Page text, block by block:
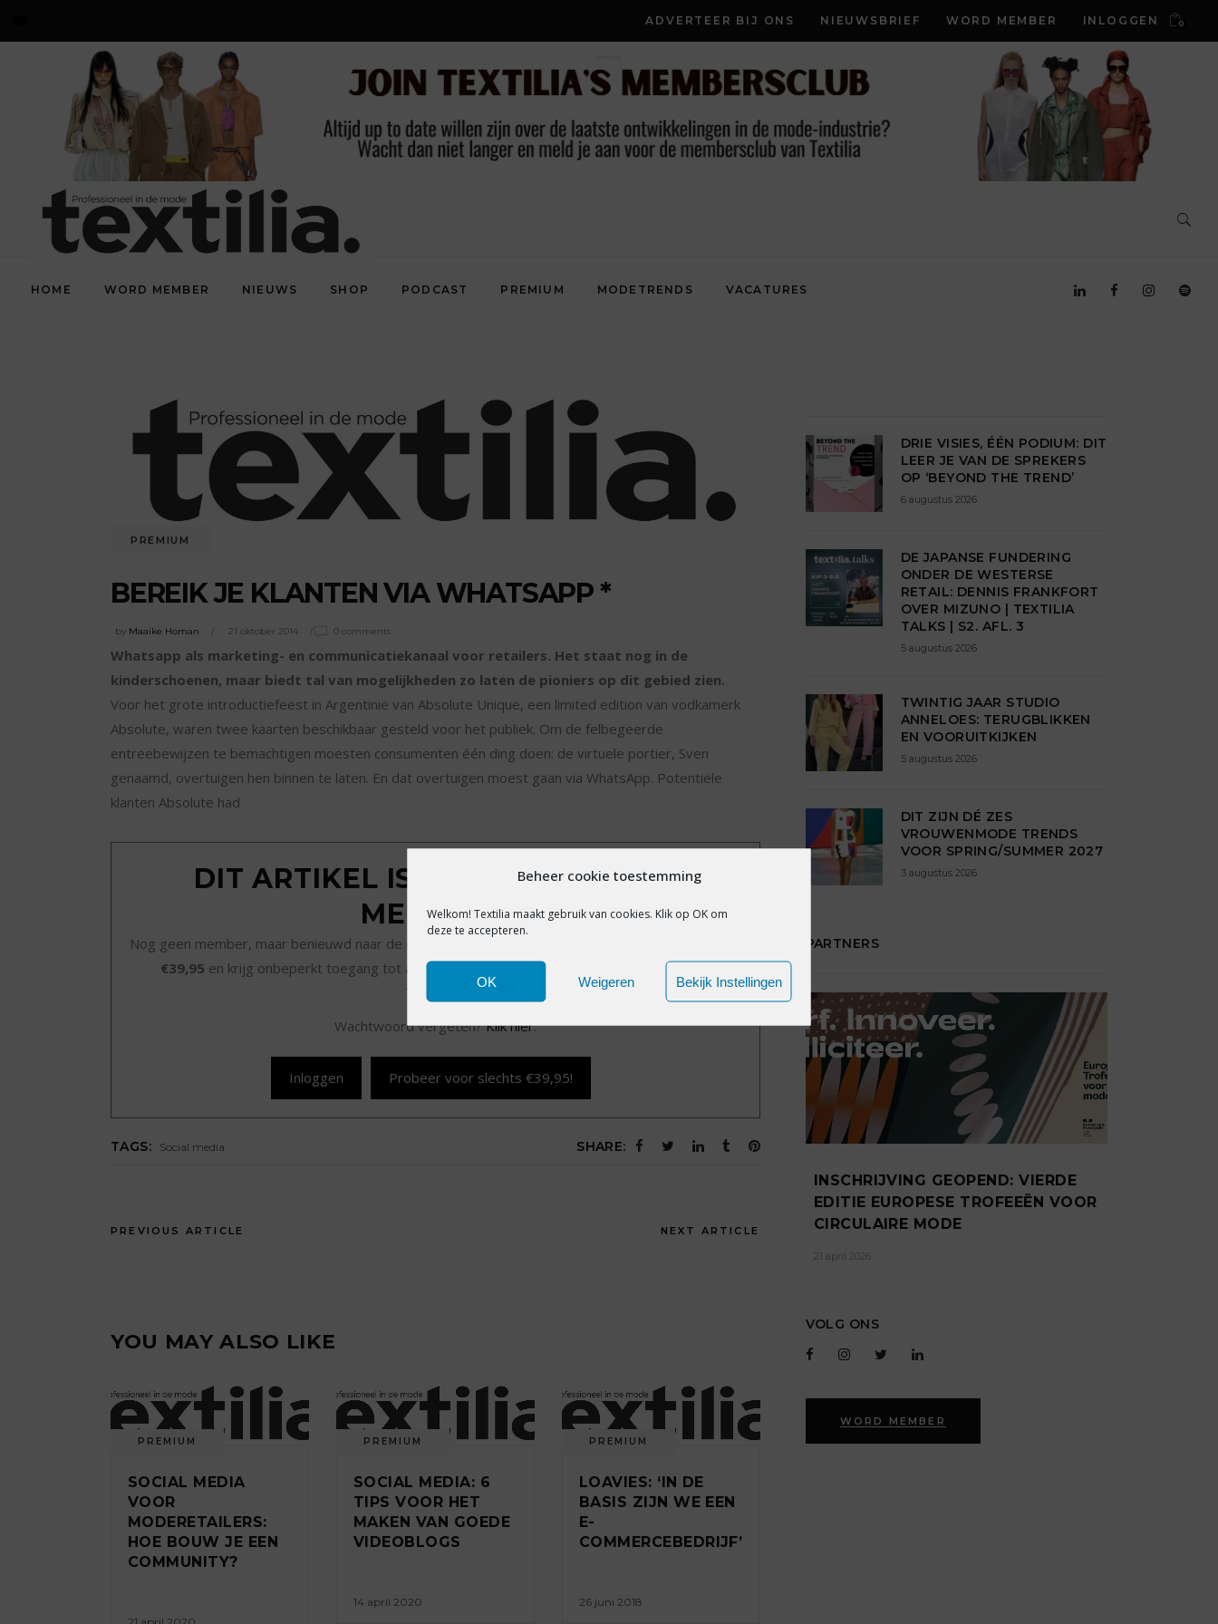
Beheer cookie toestemming
Welkom! Textilia maakt gebruik van cookies. Klik op OK om
deze te accepteren.
OK Weigeren Bekijk Instellingen
ADVERTEER BIJ ONS NIEUWSBRIEF WORD MEMBER INLOGGEN 0
HOME WORD MEMBER NIEUWS SHOP PODCAST PREMIUM MODETRENDS VACATURES
PREMIUM
BEREIK JE KLANTEN VIA WHATSAPP *
by Maaike Homan 21 oktober 2014 0 comments
Whatsapp als marketing- en communicatiekanaal voor retailers. Het staat nog in de
kinderschoenen, maar biedt tal van mogelijkheden zo laten de pioniers op dit gebied zien.
Voor het grote introductiefeest in Argentinië van Absolute Unique, een limited edition van vodkamerk
Absolute, waren twee kaarten beschikbaar gesteld voor het publiek. Om de felbegeerde
entreebewijzen te bemachtigen moesten consumenten één ding doen: de virtuele portier, Sven
genaamd, overtuigen hen binnen te laten. En dat overtuigen moest gaan via WhatsApp. Potentiële
klanten Absolute had
DIT ARTIKEL IS EXCLUSIEF VOOR
MEMBERS
Nog geen member, maar benieuwd naar de exclusieve content?
€39,95 en krijg onbeperkt toegang tot alle premium content en het volledige archief van
Textilia.nl.
Wachtwoord vergeten?Klik hier.
Inloggen Probeer voor slechts €39,95!
TAGS: Social media SHARE:
PREVIOUS ARTICLE NEXT ARTICLE
YOU MAY ALSO LIKE
PREMIUM
SOCIAL MEDIA
VOOR
MODERETAILERS:
HOE BOUW JE EEN
COMMUNITY?
PREMIUM
SOCIAL MEDIA: 6
TIPS VOOR HET
MAKEN VAN GOEDE
VIDEOBLOGS
14 april 2020
PREMIUM
LOAVIES: ‘IN DE
BASIS ZIJN WE EEN
E-
COMMERCEBEDRIJF’
26 juni 2018
DRIE VISIES, ÉÉN PODIUM: DIT
LEER JE VAN DE SPREKERS
OP ‘BEYOND THE TREND’
6 augustus 2026
DE JAPANSE FUNDERING
ONDER DE WESTERSE
RETAIL: DENNIS FRANKFORT
OVER MIZUNO | TEXTILIA
TALKS | S2. AFL. 3
5 augustus 2026
TWINTIG JAAR STUDIO
ANNELOES: TERUGBLIKKEN
EN VOORUITKIJKEN
5 augustus 2026
DIT ZIJN DÉ ZES
VROUWENMODE TRENDS
VOOR SPRING/SUMMER 2027
3 augustus 2026
PARTNERS
INSCHRIJVING GEOPEND: VIERDE
EDITIE EUROPESE TROFEEËN VOOR
CIRCULAIRE MODE
21 april 2026
VOLG ONS
WORD MEMBER